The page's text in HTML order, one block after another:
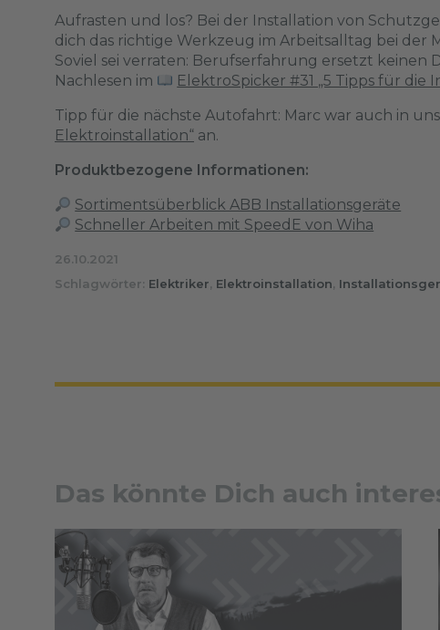
Aufrasten und los? Bei der Installation von
dich das richtige Werkzeug im Arbeitsalltag bei
Soviel sei verraten: Berufserfahrung ersetzt
Nachlesen im
ElektroSpicker #31 „5 Tipps für die
Tipp für die nächste Autofahrt: Marc war auch in
Elektroinstallation“ an.
Produktbezogene Informationen:
Sortimentsüberblick ABB Installationsgeräte
Schneller Arbeiten mit SpeedE von Wiha
26.10.2021
Schlagwörter: Elektriker, Elektroinstallation,
Das könnte Dich auch